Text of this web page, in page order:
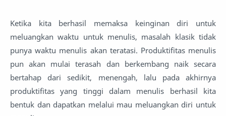
Ketika kita berhasil memaksa keinginan diri untuk
meluangkan waktu untuk menulis, masalah klasik tidak
punya waktu menulis akan teratasi. Produktifitas menulis
pun akan mulai terasah dan berkembang naik secara
bertahap dari sedikit, menengah, lalu pada akhirnya
produktifitas yang tinggi dalam menulis berhasil kita
bentuk dan dapatkan melalui mau meluangkan diri untuk